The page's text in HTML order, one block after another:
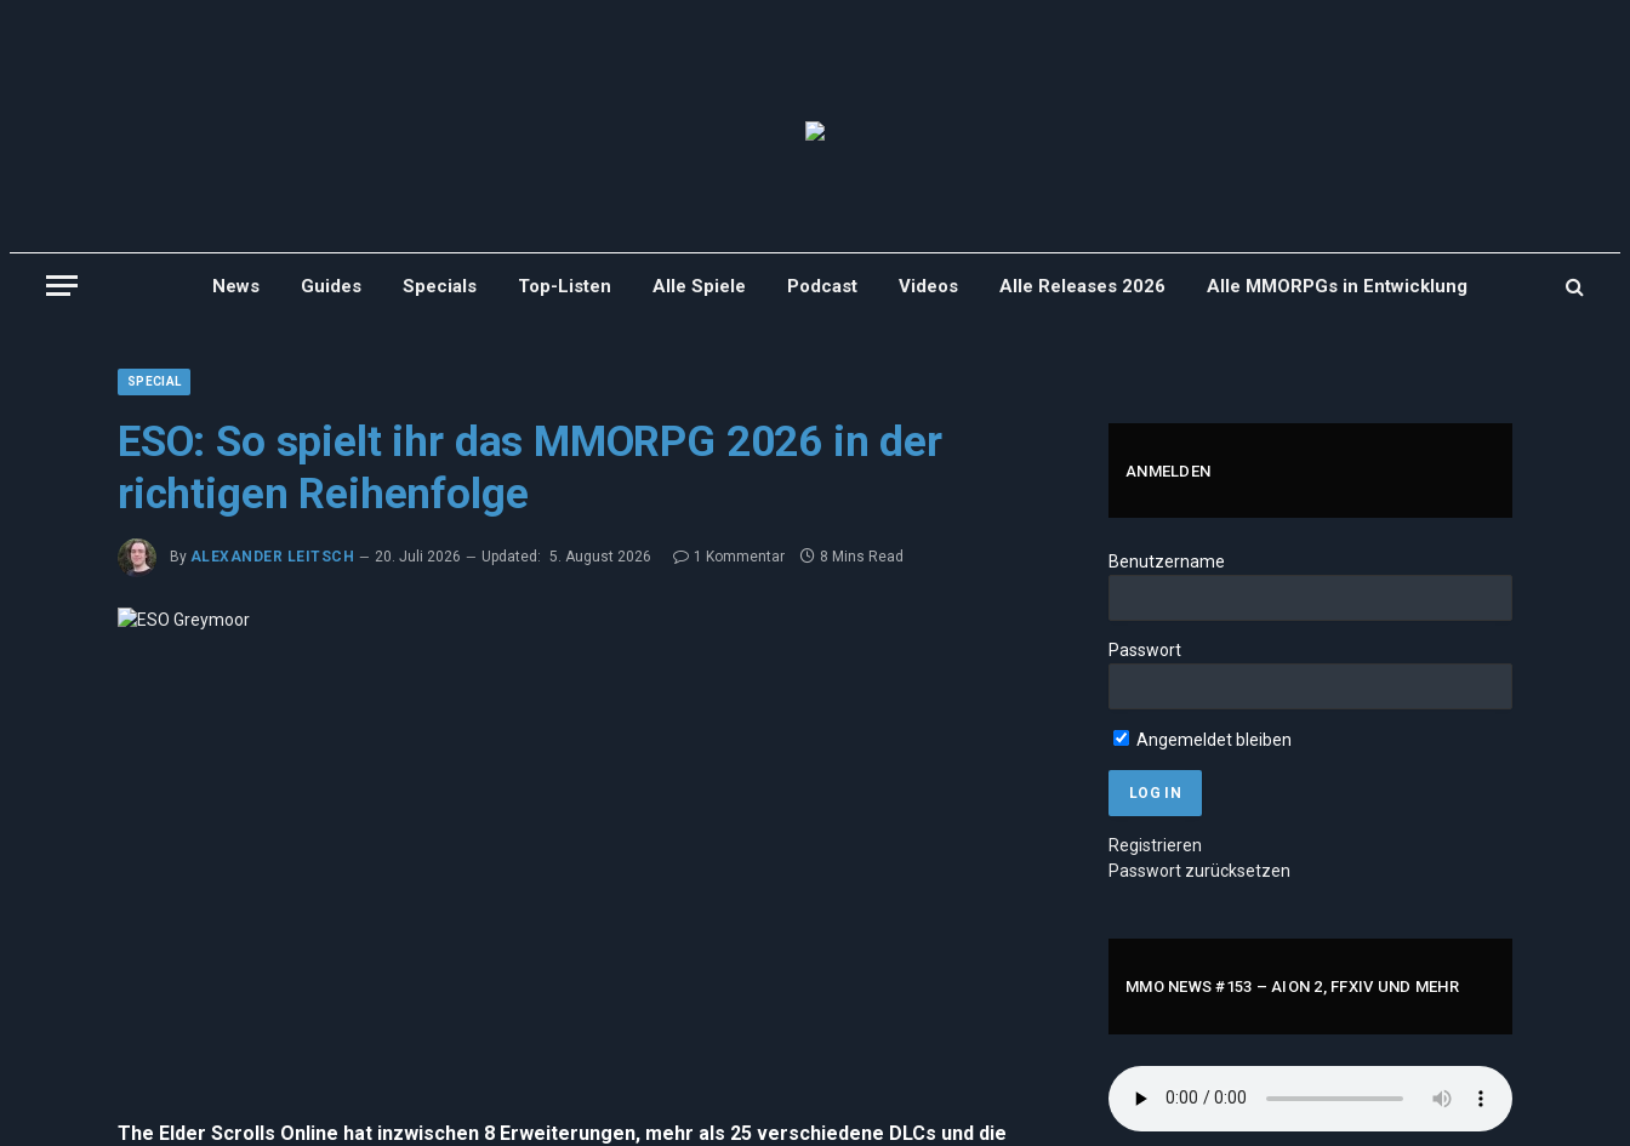
News Guides Specials Top-Listen Alle Spiele Podcast Videos Alle Releases 2026 Alle MMORPGs in Entwicklung
SPECIAL
ESO: So spielt ihr das MMORPG 2026 in der
richtigen Reihenfolge
By ALEXANDER LEITSCH 20. Juli 2026 Updated: 5. August 2026 1 Kommentar 8 Mins Read
The Elder Scrolls Online hat inzwischen 8 Erweiterungen, mehr als 25 verschiedene DLCs und die
ANMELDEN
Benutzername
Passwort
Angemeldet bleiben
Registrieren
Passwort zurücksetzen
MMO NEWS #153 – AION 2, FFXIV UND MEHR